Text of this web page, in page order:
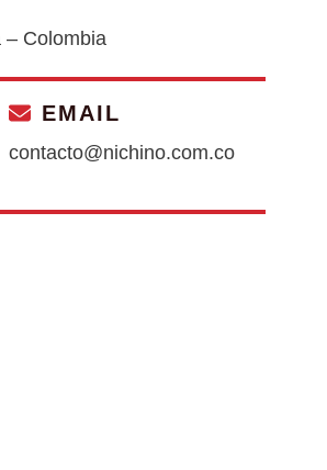
– Colombia
EMAIL
contacto@nichino.com.co